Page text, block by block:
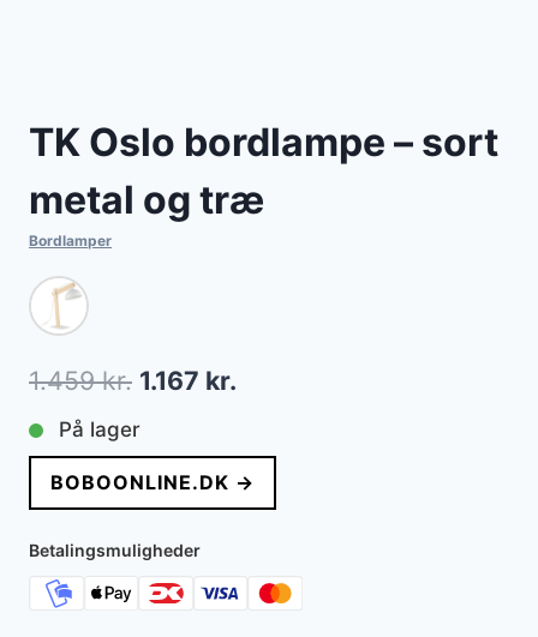
TK Oslo bordlampe – sort
metal og træ
Bordlamper
1.459kr. Den
oprindelige
pris
var:
1.459 kr..
1.167 kr.
pris
er:
På lager
BOBOONLINE.DK →
Betalingsmuligheder